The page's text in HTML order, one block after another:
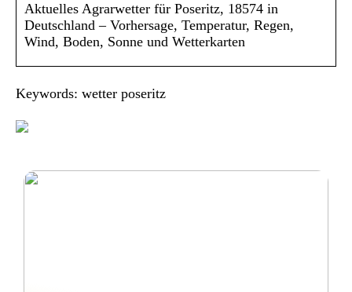
Aktuelles Agrarwetter für Poseritz, 18574 in
Deutschland – Vorhersage, Temperatur, Regen,
Wind, Boden, Sonne und Wetterkarten
Keywords: wetter poseritz